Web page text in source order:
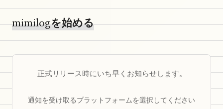
mimilogを始める
正式リリース時にいち早くお知らせします。
通知を受け取るプラットフォームを選択してください